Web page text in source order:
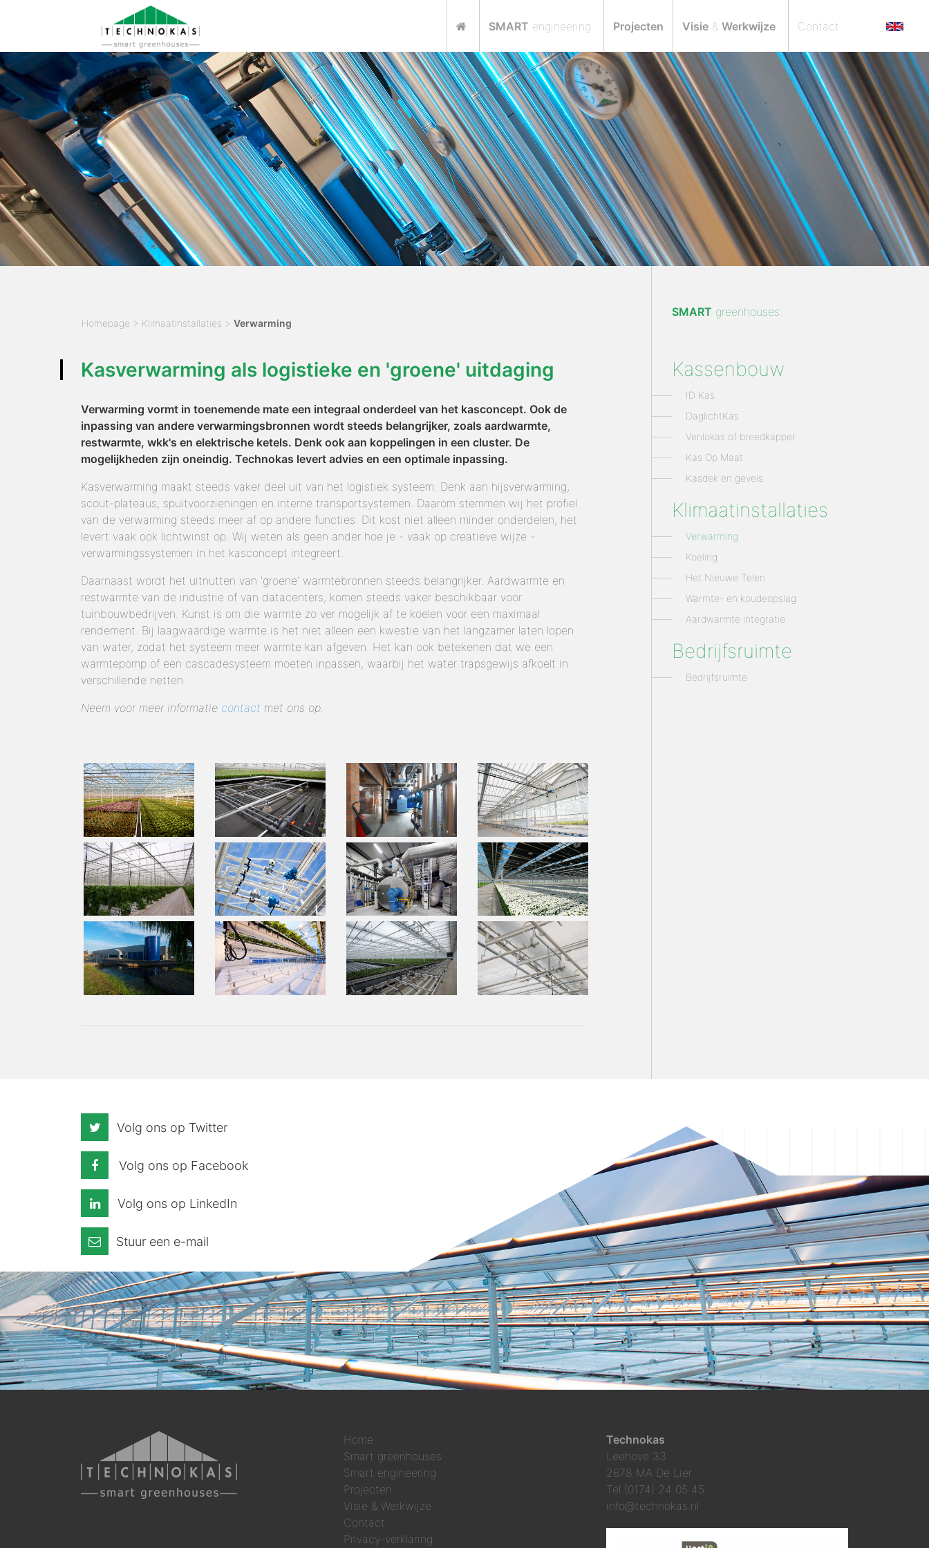
SMART engineering Projecten Visie & Werkwijze Contact
SMART greenhouses.
Kassenbouw
ID Kas
DaglichtKas
Venlokas of breedkapper
Kas Op Maat
Kasdek en gevels
Klimaatinstallaties
Verwarming
Koeling
Het Nieuwe Telen
Warmte- en koudeopslag
Aardwarmte integratie
Bedrijfsruimte
Bedrijfsruimte
Homepage > Klimaatinstallaties > Verwarming
Kasverwarming als logistieke en 'groene' uitdaging
Verwarming vormt in toenemende mate een integraal onderdeel van het kasconcept. Ook de
inpassing van andere verwarmingsbronnen wordt steeds belangrijker, zoals aardwarmte,
restwarmte, wkk's en elektrische ketels. Denk ook aan koppelingen in een cluster. De
mogelijkheden zijn oneindig. Technokas levert advies en een optimale inpassing.
Kasverwarming maakt steeds vaker deel uit van het logistiek systeem. Denk aan hijsverwarming,
scout-plateaus, spuitvoorzieningen en interne transportsystemen. Daarom stemmen wij het profiel
van de verwarming steeds meer af op andere functies. Dit kost niet alleen minder onderdelen, het
levert vaak ook lichtwinst op. Wij weten als geen ander hoe je - vaak op creatieve wijze -
verwarmingssystemen in het kasconcept integreert.
Daarnaast wordt het uitnutten van 'groene' warmtebronnen steeds belangrijker. Aardwarmte en
restwarmte van de industrie of van datacenters, komen steeds vaker beschikbaar voor
tuinbouwbedrijven. Kunst is om die warmte zo ver mogelijk af te koelen voor een maximaal
rendement. Bij laagwaardige warmte is het niet alleen een kwestie van het langzamer laten lopen
van water, zodat het systeem meer warmte kan afgeven. Het kan ook betekenen dat we een
warmtepomp of een cascadesysteem moeten inpassen, waarbij het water trapsgewijs afkoelt in
verschillende netten.
Neem voor meer informatie contact met ons op.
Volg ons op Twitter
Volg ons op Facebook
Volg ons op LinkedIn
Stuur een e-mail
Home
Smart greenhouses
Smart engineering
Projecten
Visie & Werkwijze
Contact
Privacy-verklaring
Technokas
Leehove 33
2678 MA De Lier
Tel (0174) 24 05 45
info@technokas.nl